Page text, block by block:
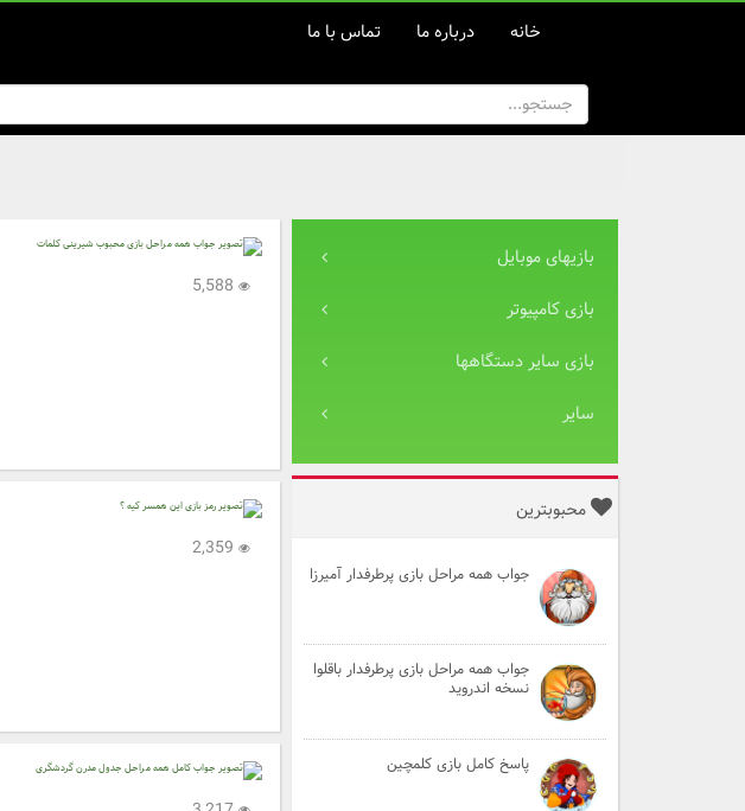
خانه درباره ما تماس با ما
بازیهای موبایل
بازی کامپیوتر
بازی سایر دستگاهها
سایر
محبوبترین
جواب همه مراحل بازی پرطرفدار آمیرزا
جواب همه مراحل بازی پرطرفدار باقلوا
نسخه اندروید
پاسخ کامل بازی کلمچین